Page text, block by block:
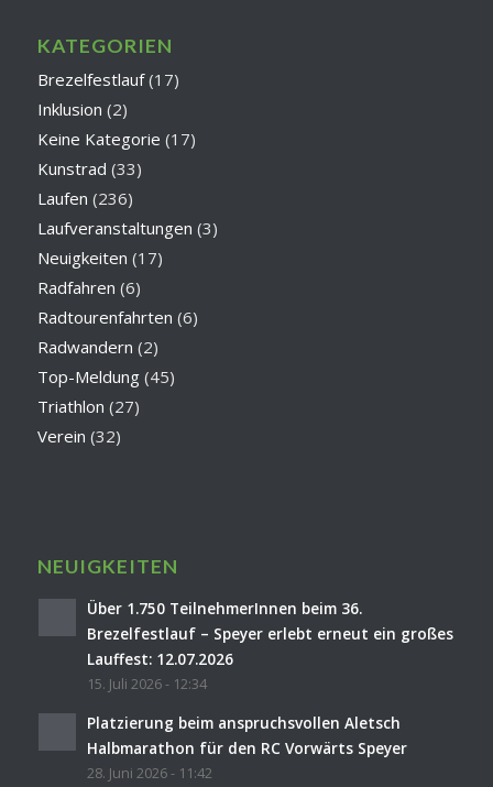
KATEGORIEN
Brezelfestlauf(17)
Inklusion (2)
Keine Kategorie (17)
Kunstrad (33)
Laufen (236)
Laufveranstaltungen (3)
Neuigkeiten (17)
Radfahren (6)
Radtourenfahrten (6)
Radwandern (2)
Top-Meldung(45)
Triathlon (27)
Verein (32)
NEUIGKEITEN
Über 1.750 TeilnehmerInnen beim 36.
Brezelfestlauf – Speyer erlebt erneut ein großes
Lauffest: 12.07.2026
15. Juli 2026 - 12:34
Platzierung beim anspruchsvollen Aletsch
Halbmarathon für den RC Vorwärts Speyer
28. Juni 2026 - 11:42